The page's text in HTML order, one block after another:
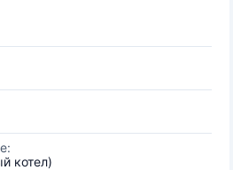
котел)